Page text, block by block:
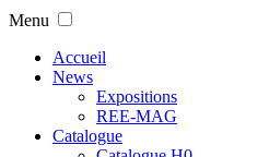
Menu
Accueil
News
Expositions
REE-MAG
Catalogue